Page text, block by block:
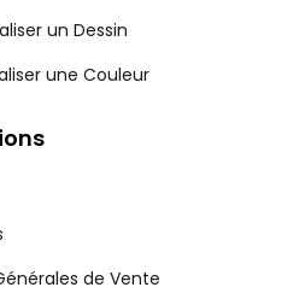
un Dessin
une Couleur
de Vente